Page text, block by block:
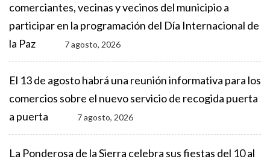
comerciantes, vecinas y vecinos del municipio a
participar en la programación del Día Internacional de
la Paz
7 agosto, 2026
El 13 de agosto habrá una reunión informativa para los
comercios sobre el nuevo servicio de recogida puerta
a puerta
7 agosto, 2026
La Ponderosa de la Sierra celebra sus fiestas del 10 al